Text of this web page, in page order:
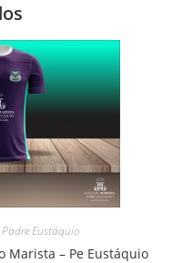
Eustáquio
Marista – Pe Eustáquio